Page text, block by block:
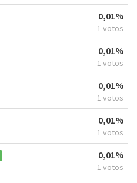
0,01%
1 votos
0,01%
1 votos
0,01%
1 votos
0,01%
1 votos
0,01%
1 votos